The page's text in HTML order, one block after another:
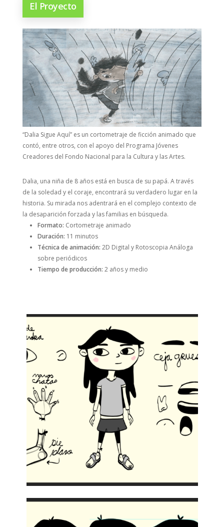
El Proyecto
“Dalia Sigue Aquí” es un cortometraje de ficción animado que
contó, entre otros, con el apoyo del Programa Jóvenes
Creadores del Fondo Nacional para la Cultura y las Artes.
Dalia, una niña de 8 años está en busca de su papá. A través
de la soledad y el coraje, encontrará su verdadero lugar en la
historia. Su mirada nos adentrará en el complejo contexto de
la desaparición forzada y las familias en búsqueda.
Formato: Cortometraje animado
Duración: 11 minutos
Técnica de animación: 2D Digital y Rotoscopia Análoga
sobre periódicos
Tiempo de producción: 2 años y medio